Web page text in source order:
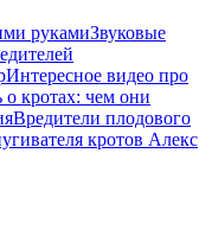
рукамиЗвуковые
Интересное видео про
о кротах: чем они
Вредители плодового
кротов Алекс